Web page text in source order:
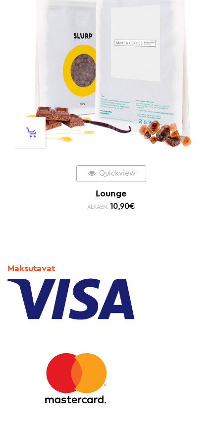
Quickview
Lounge
ALKAEN: 10,90€
Maksutavat